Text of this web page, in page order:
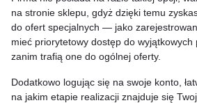
na stronie sklepu, gdyż dzięki temu
do ofert specjalnych — jako
mieć priorytetowy dostęp do wyjątkowych
zanim trafią one do ogólnej oferty.
Dodatkowo logując się na swoje konto,
na jakim etapie realizacji znajduje się